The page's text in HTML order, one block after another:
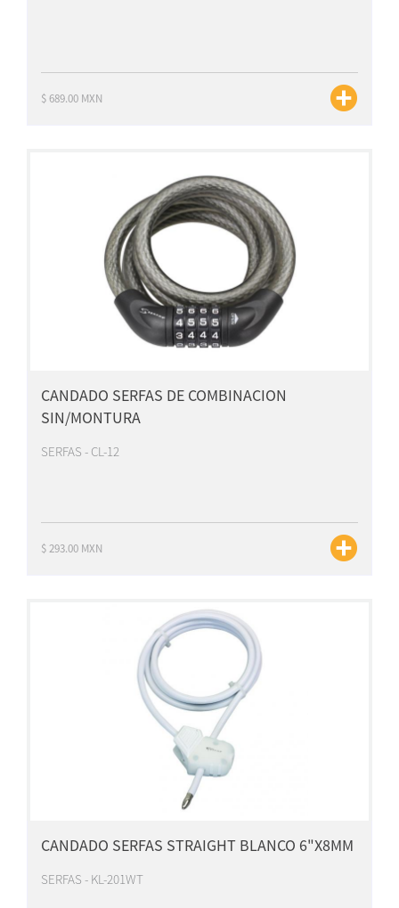
$ 689.00 MXN
CANDADO SERFAS DE COMBINACION
SIN/MONTURA
SERFAS - CL-12
$ 293.00 MXN
CANDADO SERFAS STRAIGHT BLANCO 6"X8MM
SERFAS - KL-201WT